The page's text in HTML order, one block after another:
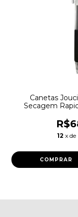
Canetas
Secagem
12 x de
COMPRAR